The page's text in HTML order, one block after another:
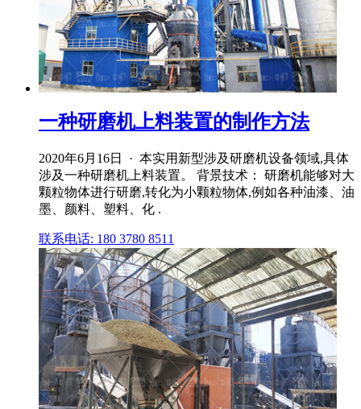
一种研磨机上料装置的制作方法
2020年6月16日 · 本实用新型涉及研磨机设备领域,具体
涉及一种研磨机上料装置。 背景技术： 研磨机能够对大
颗粒物体进行研磨,转化为小颗粒物体,例如各种油漆、油
墨、颜料、塑料、化 .
联系电话: 180 3780 8511